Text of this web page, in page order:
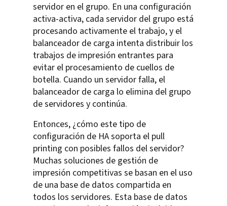
servidor en el grupo. En una configuración
activa-activa, cada servidor del grupo está
procesando activamente el trabajo, y el
balanceador de carga intenta distribuir los
trabajos de impresión entrantes para
evitar el procesamiento de cuellos de
botella. Cuando un servidor falla, el
balanceador de carga lo elimina del grupo
de servidores y continúa.
Entonces, ¿cómo este tipo de
configuración de HA soporta el pull
printing con posibles fallos del servidor?
Muchas soluciones de gestión de
impresión competitivas se basan en el uso
de una base de datos compartida en
todos los servidores. Esta base de datos